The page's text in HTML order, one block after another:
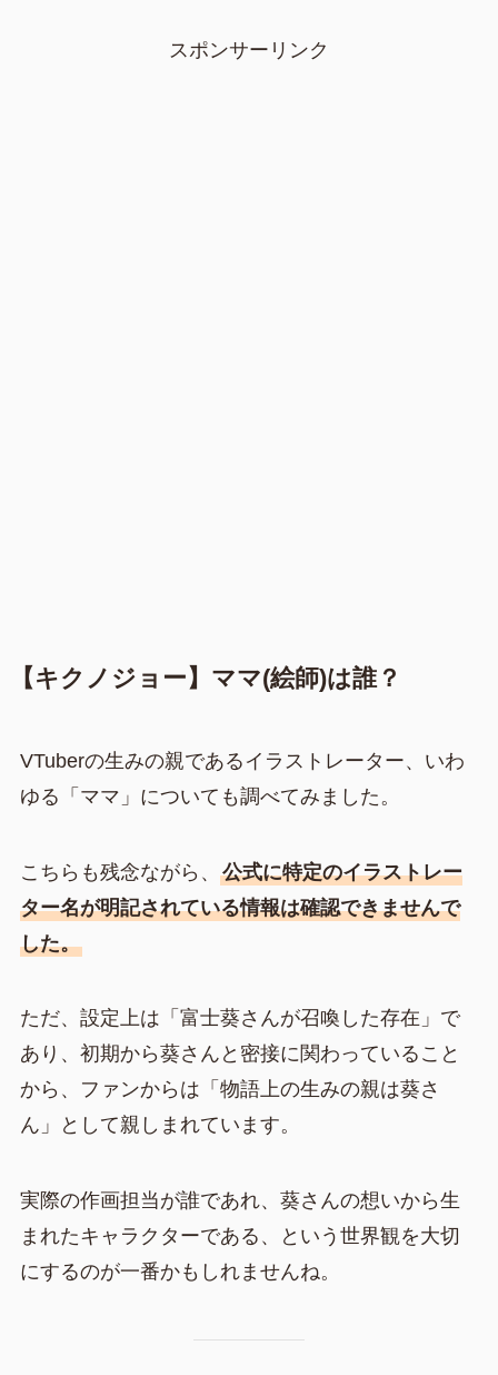
スポンサーリンク
【キクノジョー】ママ(絵師)は誰？
VTuberの生みの親であるイラストレーター、いわ
ゆる「ママ」についても調べてみました。
こちらも残念ながら、 公式に特定のイラストレー
ター名が明記されている情報は確認できませんで
した。
ただ、設定上は「富士葵さんが召喚した存在」で
あり、初期から葵さんと密接に関わっていること
から、ファンからは「物語上の生みの親は葵さ
ん」として親しまれています。
実際の作画担当が誰であれ、葵さんの想いから生
まれたキャラクターである、という世界観を大切
にするのが一番かもしれませんね。